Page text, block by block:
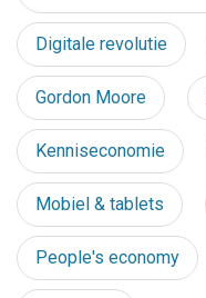
Digitale revolutie
Gordon Moore
Kenniseconomie
Mobiel & tablets
People's economy